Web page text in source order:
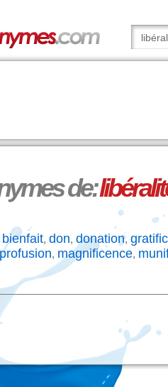
de:
bienfait, don, donation,
profusion, magnificence,